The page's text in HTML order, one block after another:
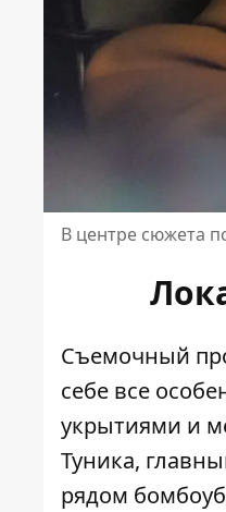
В центре сюжета
Съемочный
себе все
укрытиями и
Туника,
рядом